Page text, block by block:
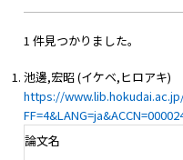
1 件見つかりました。
池邊,宏昭 (イケベ,ヒロアキ)
https://
論文名